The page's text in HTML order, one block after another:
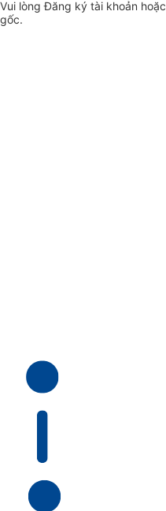
Vui lòngĐăng ký tài khoản hoặc
gốc.